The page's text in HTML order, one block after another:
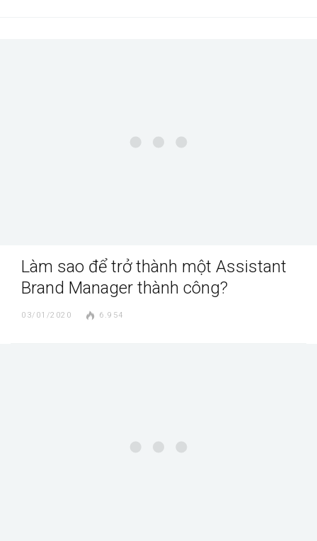
Làm sao để trở thành một Assistant
Brand Manager thành công?
03/01/2020 6.954